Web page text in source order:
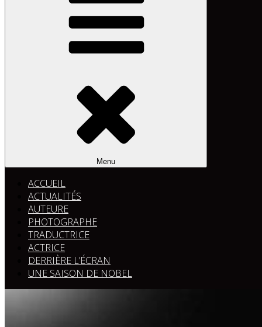
Menu
ACCUEIL
ACTUALITÉS
AUTEURE
PHOTOGRAPHE
TRADUCTRICE
ACTRICE
DERRIÈRE L’ÉCRAN
UNE SAISON DE NOBEL